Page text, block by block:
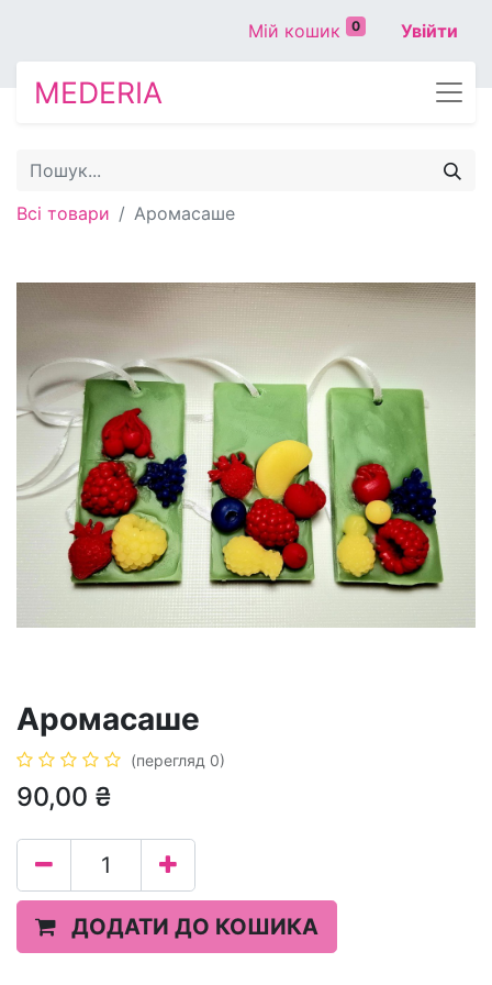
Мій кошик 0 Увійти
MEDERIA
Всі товари Аромасаше
Аромасаше
(перегляд 0)
90,00 ₴
ДОДАТИ ДО КОШИКА